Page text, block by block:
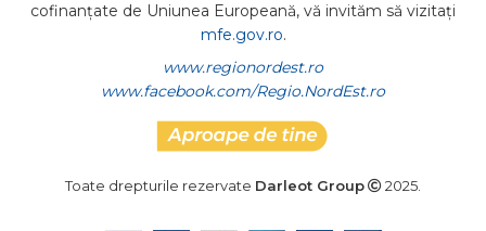
cofinanțate de Uniunea Europeană, vă invităm să vizitați
mfe.gov.ro.
www.regionordest.ro
www.facebook.com/Regio.NordEst.ro
Toate drepturile rezervate Darleot Group 2025.